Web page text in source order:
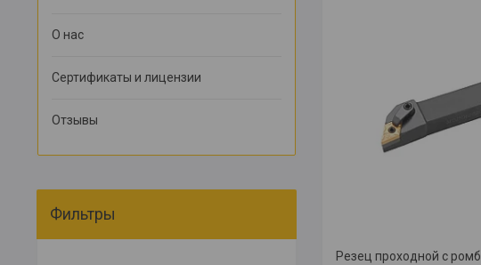
Резец проходной с
О нас
Сертификаты и лицензии
Отзывы
Фильтры